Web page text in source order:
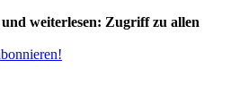
weiterlesen: Zugriff zu allen